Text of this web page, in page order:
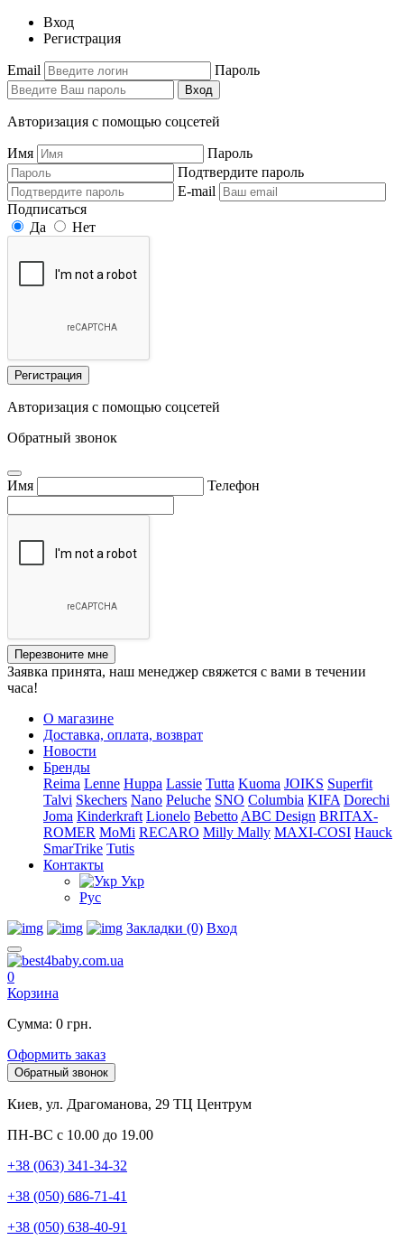
Вход
Регистрация
Email Пароль
Вход
Авторизация с помощью соцсетей
Имя
Пароль
Подтвердите пароль
E-mail
Подписаться
Да
Нет
Регистрация
Авторизация с помощью соцсетей
Обратный звонок
Имя Телефон
Перезвоните мне
Заявка принята, наш менеджер свяжется с вами в течении
часа!
О магазине
Доставка, оплата, возврат
Новости
Бренды
Reima Lenne Huppa Lassie Tutta Kuoma JOIKS Superfit
Talvi Skechers Nano Peluche SNO Columbia KIFA Dorechi
Joma Kinderkraft Lionelo Bebetto ABC Design BRITAX-
ROMER MoMi RECARO Milly Mally MAXI-COSI Hauck
SmarTrike Tutis
Контакты
Укр
Рус
Закладки (0) Вход
0
Корзина
Сумма: 0 грн.
Оформить заказ
Обратный звонок
Киев, ул. Драгоманова, 29 ТЦ Центрум
ПН-ВС с 10.00 до 19.00
+38 (063) 341-34-32
+38 (050) 686-71-41
+38 (050) 638-40-91